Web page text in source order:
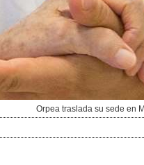
Orpea traslada su sede en